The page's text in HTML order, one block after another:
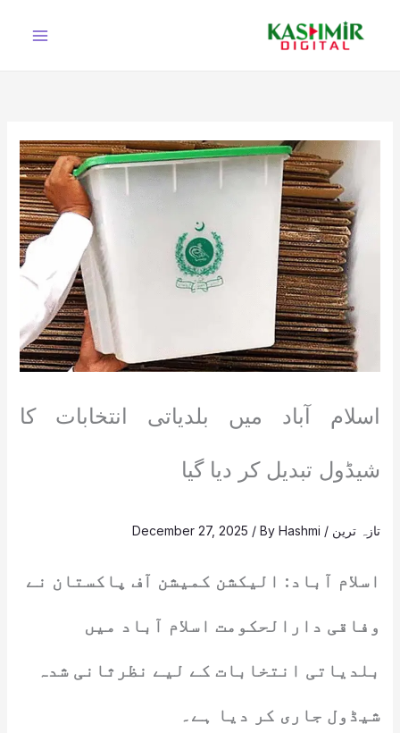
اسلام آباد میں بلدیاتی انتخابات کا
شیڈول تبدیل کر دیا گیا
تازہ ترین /
December 27, 2025 / ByHashmi
اسلام آباد: الیکشن کمیشن آف پاکستان نے
وفاقی دارالحکومت اسلام آباد میں
بلدیاتی انتخابات کے لیے نظرثانی شدہ
شیڈول جاری کر دیا ہے۔